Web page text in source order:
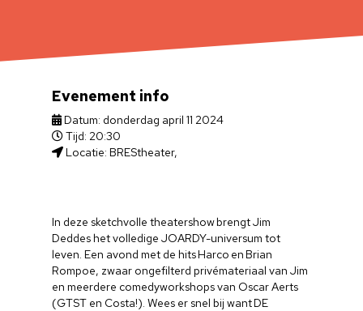
In deze sketchvolle theatershow brengt Jim
Deddes het volledige JOARDY-universum tot
leven. Een avond met de hits Harco en Brian
Rompoe, zwaar ongefilterd privémateriaal van Jim
en meerdere comedyworkshops van Oscar Aerts
(GTST en Costa!). Wees er snel bij want DE
Evenement info
Datum: donderdag april 11 2024
Tijd: 20:30
Locatie: BREStheater,